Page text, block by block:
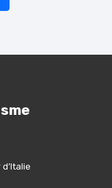
d’Italie